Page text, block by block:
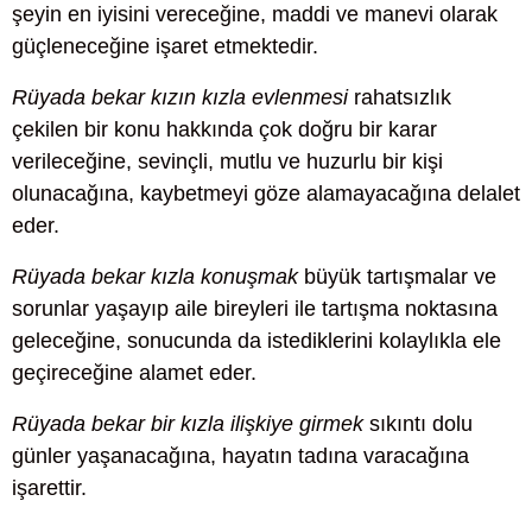
şeyin en iyisini vereceğine, maddi ve manevi olarak
güçleneceğine işaret etmektedir.
Rüyada bekar kızın kızla evlenmesirahatsızlık
çekilen bir konu hakkında çok doğru bir karar
verileceğine, sevinçli, mutlu ve huzurlu bir kişi
olunacağına, kaybetmeyi göze alamayacağına delalet
eder.
Rüyada bekar kızla konuşmakbüyük tartışmalar ve
sorunlar yaşayıp aile bireyleri ile tartışma noktasına
geleceğine, sonucunda da istediklerini kolaylıkla ele
geçireceğine alamet eder.
Rüyada bekar bir kızla ilişkiye girmeksıkıntı dolu
günler yaşanacağına, hayatın tadına varacağına
işarettir.